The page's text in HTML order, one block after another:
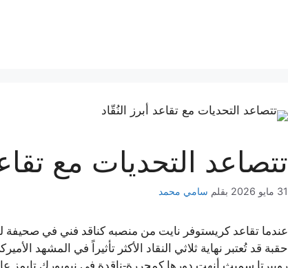
تتصاعد التحديات مع
31 مايو 2026 بقلم سامي محمد
حقبة قد تُعتبر نهاية ثلاثي النقاد الأكثر تأثيراً في المشهد